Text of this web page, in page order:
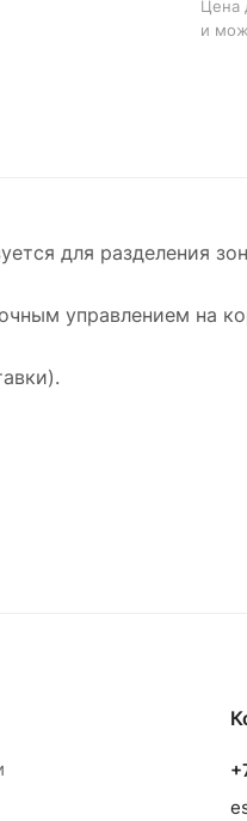
Цена
и
для разделения
управлением на